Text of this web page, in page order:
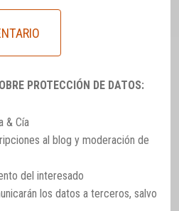
PROTECCIÓN DE DATOS:
& Cía
al blog y moderación de
del interesado
los datos a terceros, salvo